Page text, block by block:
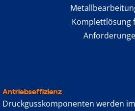
Komplettlösung
Antriebseffizienz
Druckgusskomponenten werden